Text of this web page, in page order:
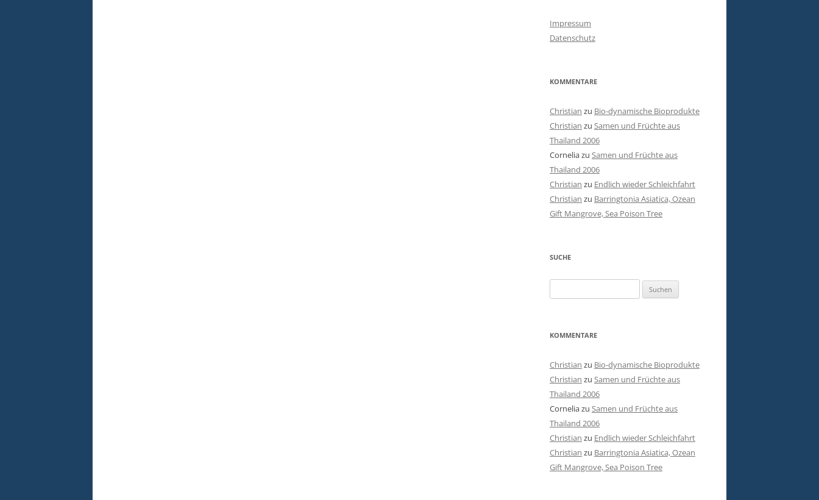
Impressum
Datenschutz
KOMMENTARE
Christian zu Bio-dynamische Bioprodukte
Christian zu Samen und Früchte aus
Thailand 2006
Corneliazu Samen und Früchte aus
Thailand 2006
Christian zu Endlich wieder Schleichfahrt
Christian zu Barringtonia Asiatica, Ozean
Gift Mangrove, Sea Poison Tree
SUCHE
nach:
KOMMENTARE
Christian zu Bio-dynamische Bioprodukte
Christian zu Samen und Früchte aus
Thailand 2006
Corneliazu Samen und Früchte aus
Thailand 2006
Christian zu Endlich wieder Schleichfahrt
Christian zu Barringtonia Asiatica, Ozean
Gift Mangrove, Sea Poison Tree